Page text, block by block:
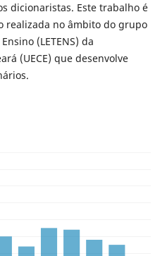
dicionaristas. Este trabalho é
realizada no âmbito do grupo
(LETENS) da
(UECE) que desenvolve